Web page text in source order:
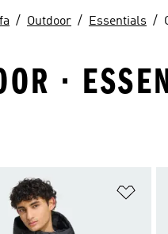
Outdoor Essentials
·